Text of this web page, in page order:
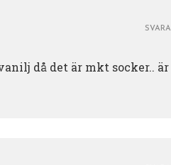
då det är mkt socker.. är
SVARA